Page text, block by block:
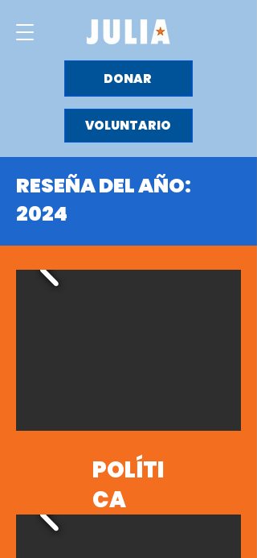
DONAR
VOLUNTARIO
RESEÑA DEL AÑO:
2024
POLÍTI
CA